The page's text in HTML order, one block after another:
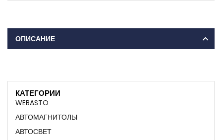
ОПИСАНИЕ
КАТЕГОРИИ
WEBASTO
АВТОМАГНИТОЛЫ
АВТОСВЕТ